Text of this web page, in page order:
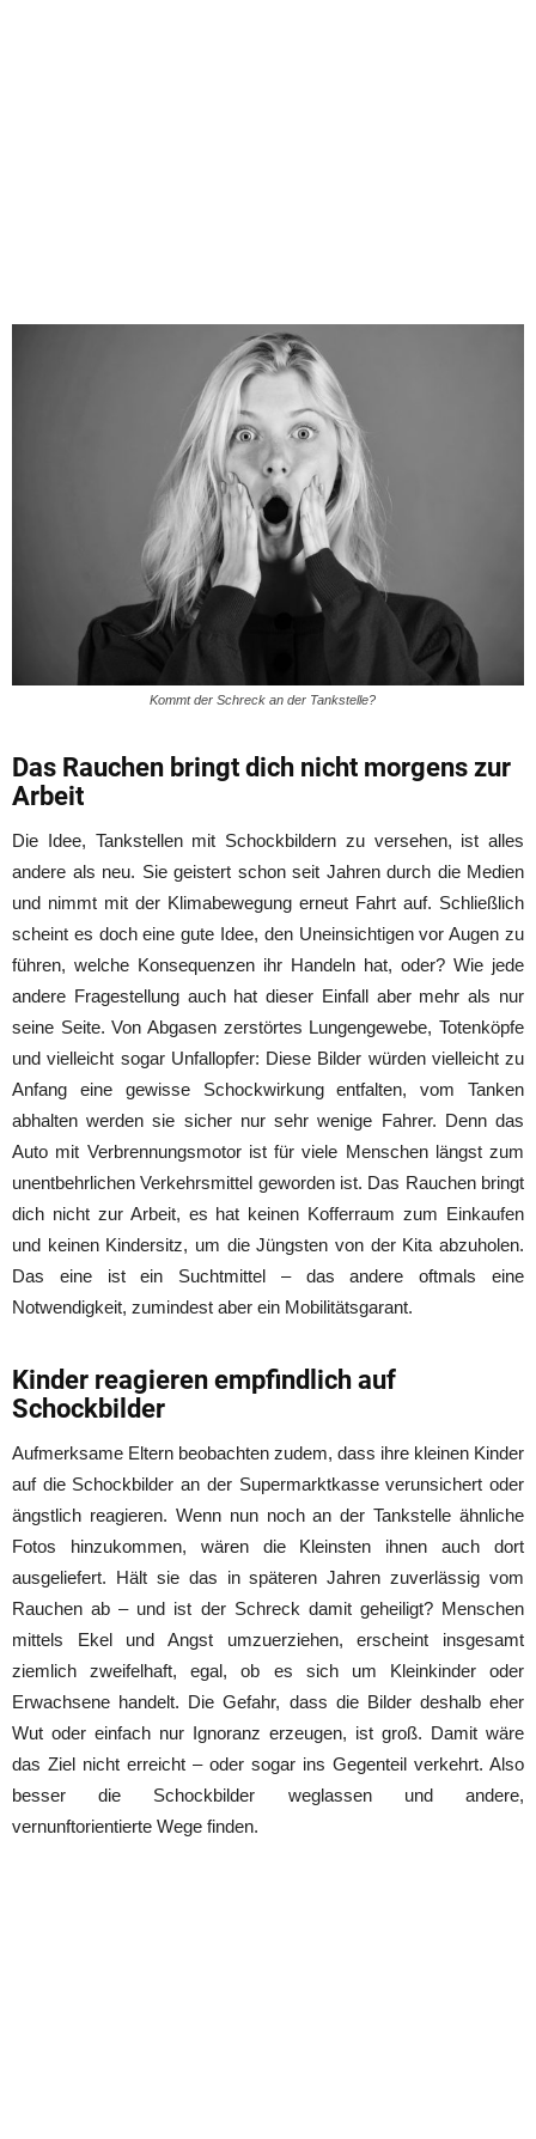
Kommt der Schreck an der Tankstelle?
Das Rauchen bringt dich nicht morgens zur
Arbeit
Die Idee, Tankstellen mit Schockbildern zu versehen, ist alles
andere als neu. Sie geistert schon seit Jahren durch die Medien
und nimmt mit der Klimabewegung erneut Fahrt auf. Schließlich
scheint es doch eine gute Idee, den Uneinsichtigen vor Augen zu
führen, welche Konsequenzen ihr Handeln hat, oder? Wie jede
andere Fragestellung auch hat dieser Einfall aber mehr als nur
seine Seite. Von Abgasen zerstörtes Lungengewebe, Totenköpfe
und vielleicht sogar Unfallopfer: Diese Bilder würden vielleicht zu
Anfang eine gewisse Schockwirkung entfalten, vom Tanken
abhalten werden sie sicher nur sehr wenige Fahrer. Denn das
Auto mit Verbrennungsmotor ist für viele Menschen längst zum
unentbehrlichen Verkehrsmittel geworden ist. Das Rauchen bringt
dich nicht zur Arbeit, es hat keinen Kofferraum zum Einkaufen
und keinen Kindersitz, um die Jüngsten von der Kita abzuholen.
Das eine ist ein Suchtmittel – das andere oftmals eine
Notwendigkeit, zumindest aber ein Mobilitätsgarant.
Kinder reagieren empfindlich auf
Schockbilder
Aufmerksame Eltern beobachten zudem, dass ihre kleinen Kinder
auf die Schockbilder an der Supermarktkasse verunsichert oder
ängstlich reagieren. Wenn nun noch an der Tankstelle ähnliche
Fotos hinzukommen, wären die Kleinsten ihnen auch dort
ausgeliefert. Hält sie das in späteren Jahren zuverlässig vom
Rauchen ab – und ist der Schreck damit geheiligt? Menschen
mittels Ekel und Angst umzuerziehen, erscheint insgesamt
ziemlich zweifelhaft, egal, ob es sich um Kleinkinder oder
Erwachsene handelt. Die Gefahr, dass die Bilder deshalb eher
Wut oder einfach nur Ignoranz erzeugen, ist groß. Damit wäre
das Ziel nicht erreicht – oder sogar ins Gegenteil verkehrt. Also
besser die Schockbilder weglassen und andere,
vernunftorientierte Wege finden.